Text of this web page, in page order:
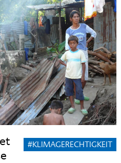
#KLIMAGERECHTIGKEIT